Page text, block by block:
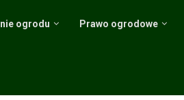
ogrodu Prawo ogrodowe